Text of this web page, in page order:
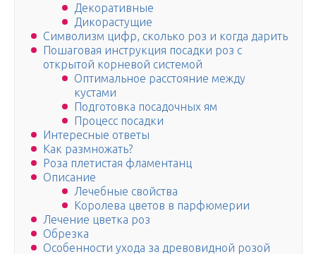
Декоративные
Дикорастущие
Символизм цифр, сколько роз и когда дарить
Пошаговая инструкция посадки роз с
открытой корневой системой
Оптимальное расстояние между
кустами
Подготовка посадочных ям
Процесс посадки
Интересные ответы
Как размножать?
Роза плетистая фламентанц
Описание
Лечебные свойства
Королева цветов в парфюмерии
Лечение цветка роз
Обрезка
Особенности ухода за древовидной розой